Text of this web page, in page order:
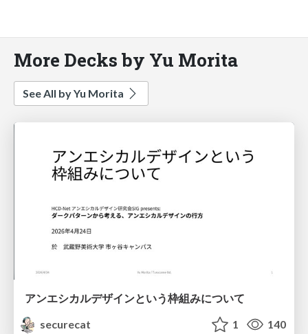
More Decks by Yu Morita
See All by Yu Morita
アンエシカルデザインという枠組みについて
securecat
1 140